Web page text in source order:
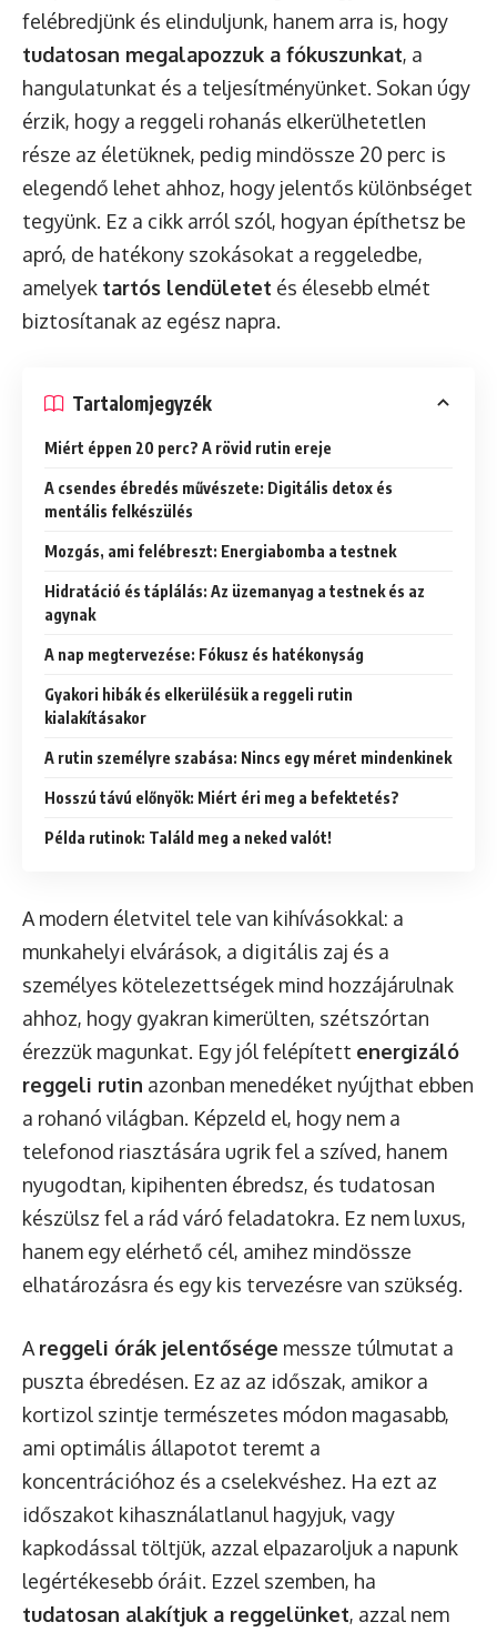
felébredjünk és elinduljunk, hanem arra is, hogy
tudatosan megalapozzuk a fókuszunkat, a
hangulatunkat és a teljesítményünket. Sokan úgy
érzik, hogy a reggeli rohanás elkerülhetetlen
része az életüknek, pedig mindössze 20 perc is
elegendő lehet ahhoz, hogy jelentős különbséget
tegyünk. Ez a cikk arról szól, hogyan építhetsz be
apró, de hatékony szokásokat a reggeledbe,
amelyek tartós lendületet és élesebb elmét
biztosítanak az egész napra.
Tartalomjegyzék
Miért éppen 20 perc? A rövid rutin ereje
A csendes ébredés művészete: Digitális detox és
mentális felkészülés
Mozgás, ami felébreszt: Energiabomba a testnek
Hidratáció és táplálás: Az üzemanyag a testnek és az
agynak
A nap megtervezése: Fókusz és hatékonyság
Gyakori hibák és elkerülésük a reggeli rutin
kialakításakor
A rutin személyre szabása: Nincs egy méret mindenkinek
Hosszú távú előnyök: Miért éri meg a befektetés?
Példa rutinok: Találd meg a neked valót!
A modern életvitel tele van kihívásokkal: a
munkahelyi elvárások, a digitális zaj és a
személyes kötelezettségek mind hozzájárulnak
ahhoz, hogy gyakran kimerülten, szétszórtan
érezzük magunkat. Egy jól felépített energizáló
reggeli rutin azonban menedéket nyújthat ebben
a rohanó világban. Képzeld el, hogy nem a
telefonod riasztására ugrik fel a szíved, hanem
nyugodtan, kipihenten ébredsz, és tudatosan
készülsz fel a rád váró feladatokra. Ez nem luxus,
hanem egy elérhető cél, amihez mindössze
elhatározásra és egy kis tervezésre van szükség.
A reggeli órák jelentősége messze túlmutat a
puszta ébredésen. Ez az az időszak, amikor a
kortizol szintje természetes módon magasabb,
ami optimális állapotot teremt a
koncentrációhoz és a cselekvéshez. Ha ezt az
időszakot kihasználatlanul hagyjuk, vagy
kapkodással töltjük, azzal elpazaroljuk a napunk
legértékesebb óráit. Ezzel szemben, ha
tudatosan alakítjuk a reggelünket, azzal nem